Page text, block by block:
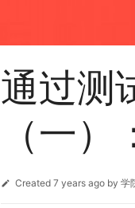
通过测
（一
Created 7 years ago by 学